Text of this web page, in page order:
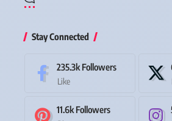
Stay Connected
235.3k Followers
Like
11.6k Followers